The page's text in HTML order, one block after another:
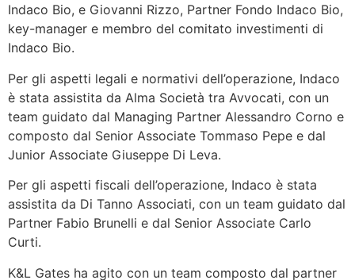
Indaco Bio, e Giovanni Rizzo, Partner Fondo Indaco Bio,
key-manager e membro del comitato investimenti di
Indaco Bio.
Per gli aspetti legali e normativi dell’operazione, Indaco
è stata assistita da Alma Società tra Avvocati, con un
team guidato dal Managing Partner Alessandro Corno e
composto dal Senior Associate Tommaso Pepe e dal
Junior Associate Giuseppe Di Leva.
Per gli aspetti fiscali dell’operazione, Indaco è stata
assistita da Di Tanno Associati, con un team guidato dal
Partner Fabio Brunelli e dal Senior Associate Carlo
Curti.
K&L Gates ha agito con un team composto dal partner